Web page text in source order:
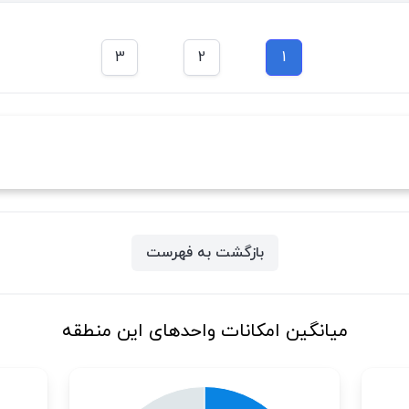
1
2
3
بازگشت به فهرست
میانگین امکانات واحدهای این منطقه